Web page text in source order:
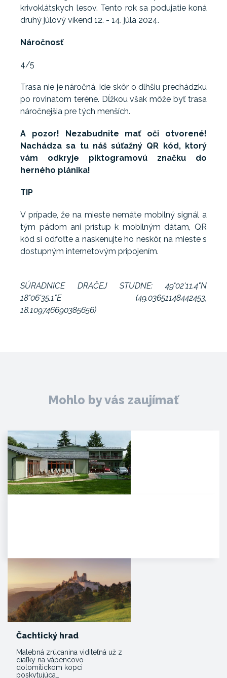
krivoklátskych lesov. Tento rok sa podujatie koná
druhý júlový víkend 12. - 14. júla 2024.
Náročnosť
4/5
Trasa nie je náročná, ide skôr o dlhšiu prechádzku
po rovinatom teréne. Dĺžkou však môže byť trasa
náročnejšia pre tých menších.
A pozor! Nezabudnite mať oči otvorené!
Nachádza sa tu náš súťažný QR kód, ktorý
vám odkryje piktogramovú značku do
herného plánika!
TIP
V prípade, že na mieste nemáte mobilný signál a
tým pádom ani prístup k mobilným dátam, QR
kód si odfoťte a naskenujte ho neskôr, na mieste s
dostupným internetovým pripojením.
SÚRADNICE DRAČEJ STUDNE: 49°02'11.4"N
18°06'35.1"E (49.03651148442453,
18.109746690385656)
Mohlo by vás zaujímať
Čachtický hrad
Malebná zrúcanina viditeľná už z
diaľky na vápencovo-
dolomitickom kopci
poskytujúca…